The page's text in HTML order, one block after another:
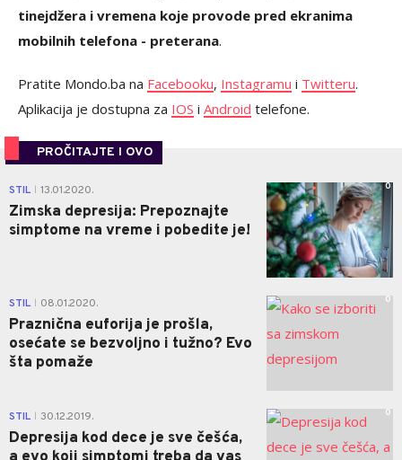
tinejdžera i vremena koje provode pred ekranima
mobilnih telefona - preterana.
Pratite Mondo.ba na Facebooku, Instagramu i Twitteru.
Aplikacija je dostupna za IOS i Android telefone.
PROČITAJTE I OVO
STIL 13.01.2020.
Zimska depresija: Prepoznajte
simptome na vreme i pobedite je!
0
STIL 08.01.2020.
Praznična euforija je prošla,
osećate se bezvoljno i tužno? Evo
šta pomaže
0
STIL 30.12.2019.
Depresija kod dece je sve češća,
0